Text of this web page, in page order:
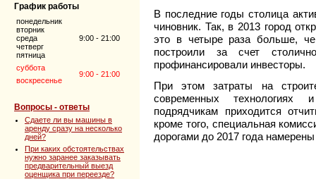
График работы
понедельник
вторник
среда
четверг
пятница
9:00 - 21:00
суббота
9:00 - 21:00
воскресенье
Вопросы - ответы
Сдаете ли вы машины в
аренду сразу на несколько
дней?
При каких обстоятельствах
нужно заранее заказывать
предварительный выезд
оценщика при переезде?
В последние годы столица
чиновник. Так, в 2013 город
это в четыре раза больше,
построили за счет
профинансировали инвесторы.
При этом затраты на
современных технологиях
подрядчикам приходится
кроме того, специальная
дорогами до 2017 года